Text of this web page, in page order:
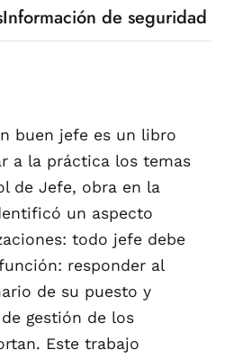
Información de seguridad
buen jefe es un libro
a la práctica los temas
de Jefe, obra en la
un aspecto
todo jefe debe
responder al
de su puesto y
gestión de los
Este trabajo